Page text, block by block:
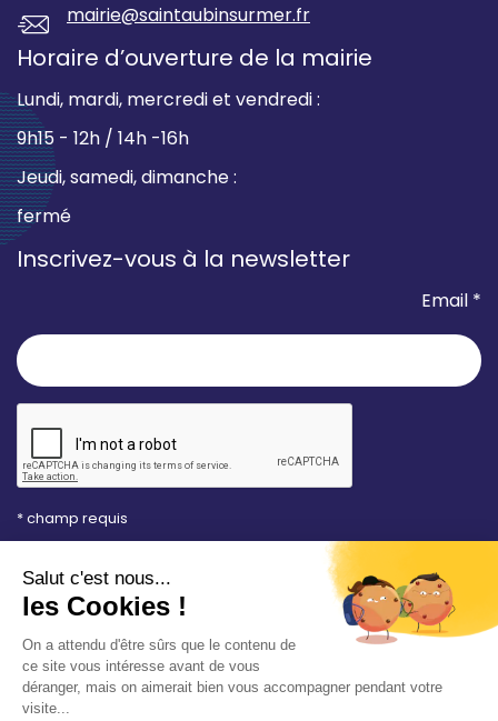
mairie@saintaubinsurmer.fr
Horaire d’ouverture de la mairie
Lundi, mardi, mercredi et vendredi :
9h15 - 12h / 14h -16h
Jeudi, samedi, dimanche :
fermé
Inscrivez-vous à la newsletter
Email *
* champ requis
vous envoyer les lettres d'information de la Mairie de
Saint-Aubin-sur-Mer. Vous pouvez à tout moment
utiliser le lien de désabonnement intégré dans la
newsletter. Consultez notre